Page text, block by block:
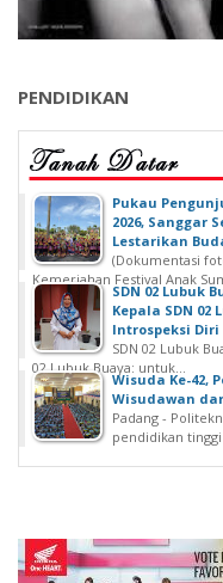
PENDIDIKAN
‎Pukau
2026, Sanggar
Lestarikan
(Dokumentasi
Kemeriahan Festival Anak
SDN 02 Lubuk
Kepala SDN 02
Introspeksi Diri
SDN 02 Lubuk
02 Lubuk Buaya: untuk...
Wisuda Ke-42,
Wisudawan
Padang -
pendidikan